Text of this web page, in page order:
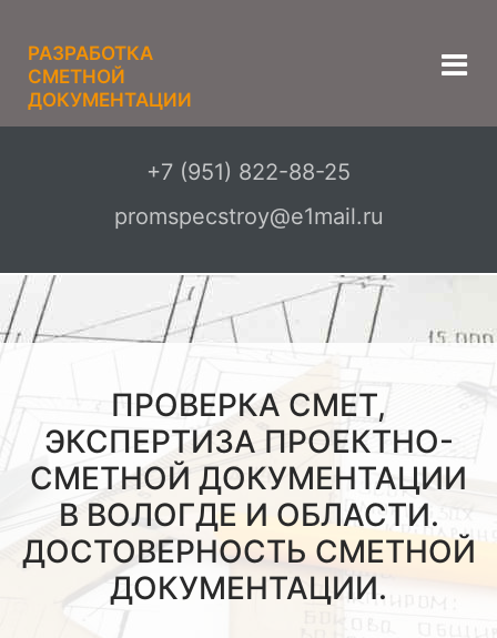
РАЗРАБОТКА
СМЕТНОЙ
ДОКУМЕНТАЦИИ
+7 (951) 822-88-25
promspecstroy@e1mail.ru
ПРОВЕРКА СМЕТ,
ЭКСПЕРТИЗА ПРОЕКТНО-
СМЕТНОЙ ДОКУМЕНТАЦИИ
В ВОЛОГДЕ И ОБЛАСТИ.
ДОСТОВЕРНОСТЬ СМЕТНОЙ
ДОКУМЕНТАЦИИ.